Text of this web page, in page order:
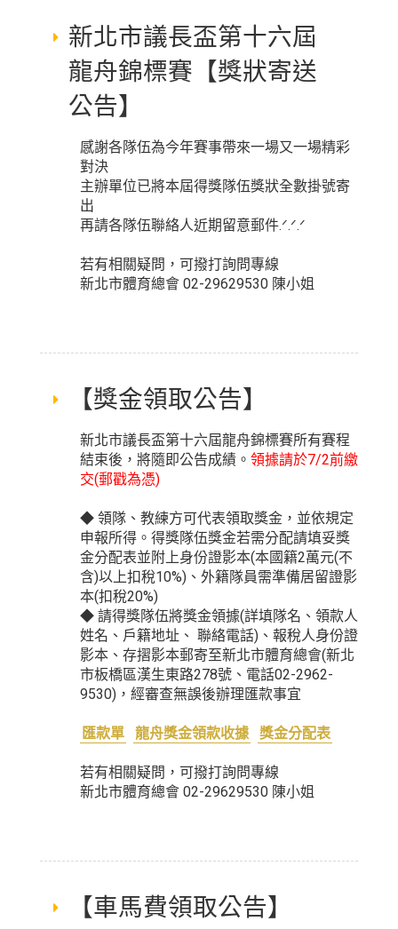
新北市議長盃第十六屆
龍舟錦標賽【獎狀寄送
公告】
感謝各隊伍為今年賽事帶來一場又一場精彩
對決
主辦單位已將本屆得獎隊伍獎狀全數掛號寄
出
再請各隊伍聯絡人近期留意郵件.ᐟ.ᐟ.ᐟ
若有相關疑問，可撥打詢問專線
新北市體育總會 02-29629530 陳小姐
【獎金領取公告】
新北市議長盃第十六屆龍舟錦標賽所有賽程
結束後，將隨即公告成績。 領據請於7/2前繳
交(郵戳為憑)
◆ 領隊、教練方可代表領取獎金，並依規定
申報所得。得獎隊伍獎金若需分配請填妥獎
金分配表並附上身份證影本(本國籍2萬元(不
含)以上扣稅10%)、外籍隊員需準備居留證影
本(扣稅20%)
◆ 請得獎隊伍將獎金領據(詳填隊名、領款人
姓名、戶籍地址、 聯絡電話)、報稅人身份證
影本、存摺影本郵寄至新北市體育總會(新北
市板橋區漢生東路278號、電話02-2962-
9530)，經審查無誤後辦理匯款事宜
匯款單 龍舟獎金領款收據 獎金分配表
若有相關疑問，可撥打詢問專線
新北市體育總會 02-29629530 陳小姐
【車馬費領取公告】